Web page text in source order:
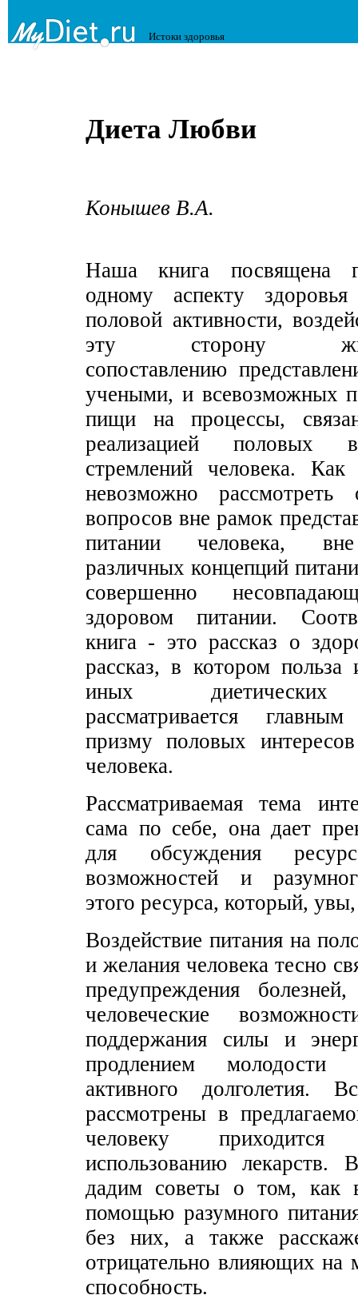
Истоки здоровья
Диета Любви
Конышев В.А.
Наша книга посвящена
одному аспекту
половой активности,
эту сторону
сопоставлению
учеными, и всевозможных
пищи на процессы,
реализацией половых
стремлений человека. Как
невозможно рассмотреть
вопросов вне рамок
питании человека, вне
различных концепций
совершенно
здоровом питании.
книга - это рассказ о
рассказ, в котором
иных диетических
рассматривается
призму половых
человека.
Рассматриваемая тема
сама по себе, она дает
для обсуждения
возможностей и
этого ресурса, который,
Воздействие питания на
и желания человека тесно
предупреждения
человеческие
поддержания силы и
продлением
активного долголетия.
рассмотрены в
человеку
использованию
дадим советы о том, как
помощью разумного
без них, а также
отрицательно влияющих
способность.